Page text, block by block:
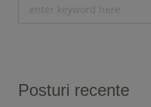
Posturi recente